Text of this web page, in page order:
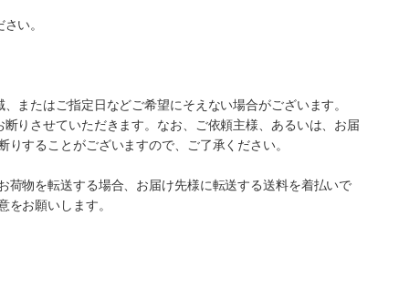
い。
またはご指定日などご希望にそえない場合がございます。
りさせていただきます。なお、ご依頼主様、あるいは、お届
することがございますので、ご了承ください。
物を転送する場合、お届け先様に転送する送料を着払いで
お願いします。